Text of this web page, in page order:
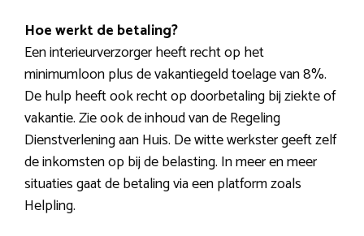
Hoe werkt de betaling?
Een interieurverzorger heeft recht op het
minimumloon plus de vakantiegeld toelage van 8%.
De hulp heeft ook recht op doorbetaling bij ziekte of
vakantie. Zie ook de inhoud van de Regeling
Dienstverlening aan Huis. De witte werkster geeft zelf
de inkomsten op bij de belasting. In meer en meer
situaties gaat de betaling via een platform zoals
Helpling.